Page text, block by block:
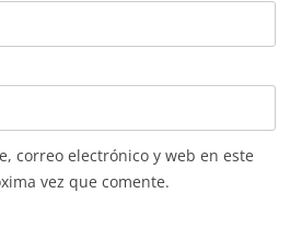
correo electrónico y web en este
vez que comente.